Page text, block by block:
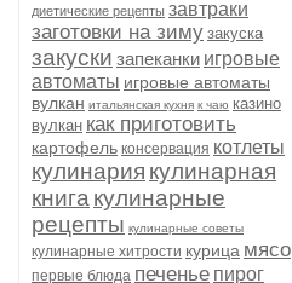
диетические рецепты завтраки
заготовки на зиму закуска
закуски запеканки игровые
автоматы игровые автоматы
вулкан итальянская кухня к чаю казино
вулкан как приготовить
картофель консервация котлеты
кулинария кулинарная
книга кулинарные
рецепты кулинарные советы
кулинарные хитрости курица мясо
первые блюда печенье пирог